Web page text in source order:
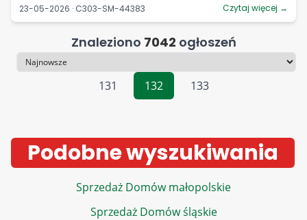
23-05-2026 · C303-SM-44383
Czytaj więcej →
Znaleziono 7042 ogłoszeń
Sortowanie
131
132 133
Podobne wyszukiwania
Sprzedaż Domów małopolskie
Sprzedaż Domów śląskie